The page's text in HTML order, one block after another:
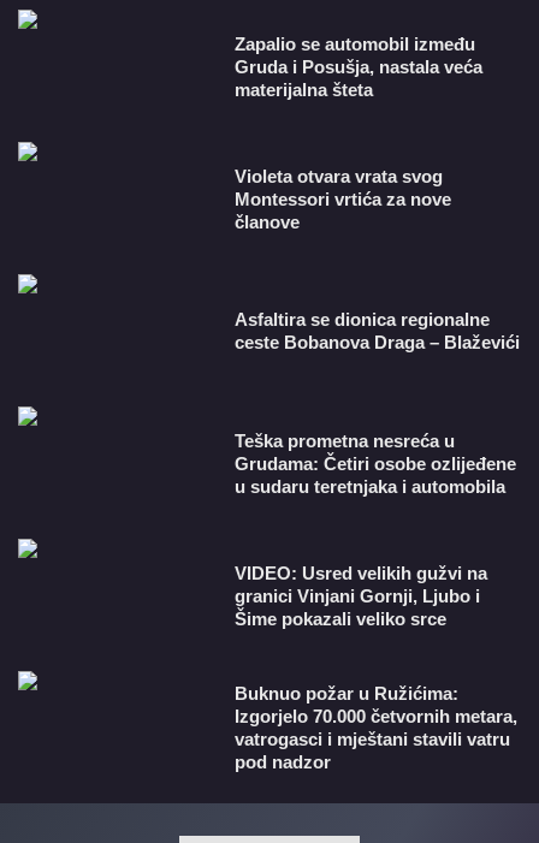
Zapalio se automobil između
Gruda i Posušja, nastala veća
materijalna šteta
Violeta otvara vrata svog
Montessori vrtića za nove
članove
Asfaltira se dionica regionalne
ceste Bobanova Draga – Blaževići
Teška prometna nesreća u
Grudama: Četiri osobe ozlijeđene
u sudaru teretnjaka i automobila
VIDEO: Usred velikih gužvi na
granici Vinjani Gornji, Ljubo i
Šime pokazali veliko srce
Buknuo požar u Ružićima:
Izgorjelo 70.000 četvornih metara,
vatrogasci i mještani stavili vatru
pod nadzor